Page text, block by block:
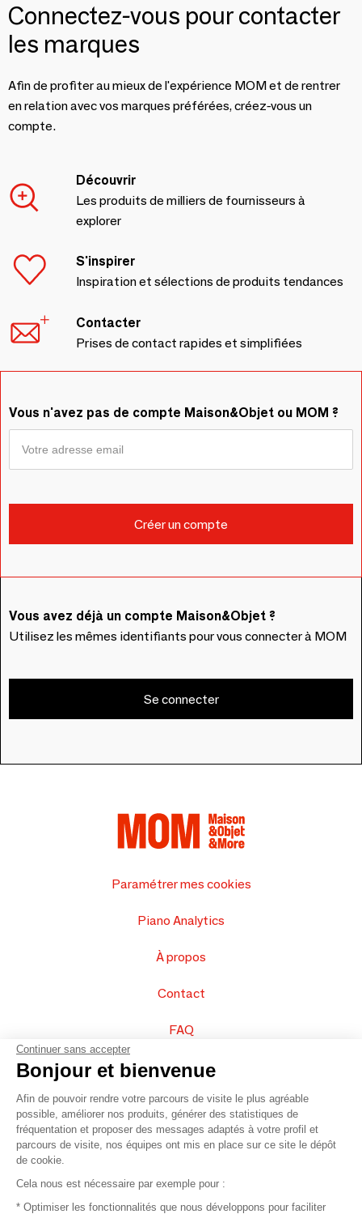
Connectez-vous pour contacter
les marques
Afin de profiter au mieux de l'expérience MOM et de rentrer
en relation avec vos marques préférées, créez-vous un
compte.
Découvrir
Les produits de milliers de fournisseurs à
explorer
S'inspirer
Inspiration et sélections de produits tendances
Contacter
Prises de contact rapides et simplifiées
Vous n'avez pas de compte Maison&Objet ou MOM ?
Vous avez déjà un compte Maison&Objet ?
Utilisez les mêmes identifiants pour vous connecter à MOM
Se connecter
Paramétrer mes cookies
Piano Analytics
À propos
Contact
FAQ
Vendez vos produits
Plan du site
© 2016 –Organisation SAFI
Continuer sans accepter
Bonjour et bienvenue
Afin de pouvoir rendre votre parcours de visite le plus agréable
possible, améliorer nos produits, générer des statistiques de
fréquentation et proposer des messages adaptés à votre profil et
parcours de visite, nos équipes ont mis en place sur ce site le dépôt
de cookie.
Cela nous est nécessaire par exemple pour :
* Optimiser les fonctionnalités que nous développons pour faciliter